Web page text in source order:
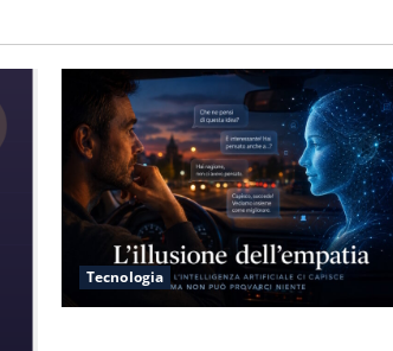
Tecnologia